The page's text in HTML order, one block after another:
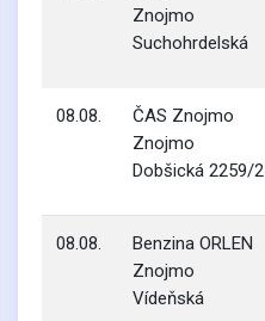
Znojmo
Suchohrdelská
08.08.
ČAS Znojmo
Znojmo
Dobšická 2259/2
08.08.
Benzina ORLEN
Znojmo
Vídeňská